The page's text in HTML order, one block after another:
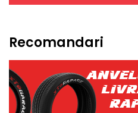
Recomandari